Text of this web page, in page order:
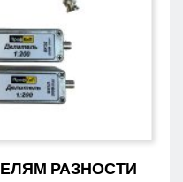
РАЗНОСТИ